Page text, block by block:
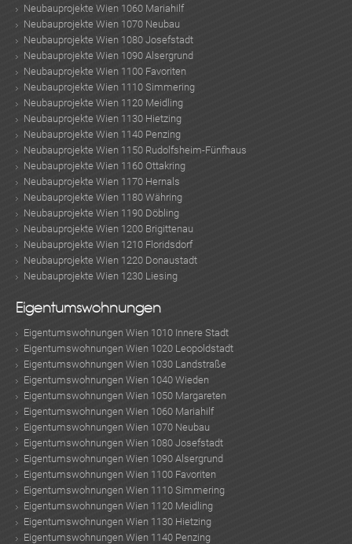
Neubauprojekte Wien 1060 Mariahilf
Neubauprojekte Wien 1070 Neubau
Neubauprojekte Wien 1080 Josefstadt
Neubauprojekte Wien 1090 Alsergrund
Neubauprojekte Wien 1100 Favoriten
Neubauprojekte Wien 1110 Simmering
Neubauprojekte Wien 1120 Meidling
Neubauprojekte Wien 1130 Hietzing
Neubauprojekte Wien 1140 Penzing
Neubauprojekte Wien 1150 Rudolfsheim-Fünfhaus
Neubauprojekte Wien 1160 Ottakring
Neubauprojekte Wien 1170 Hernals
Neubauprojekte Wien 1180 Währing
Neubauprojekte Wien 1190 Döbling
Neubauprojekte Wien 1200 Brigittenau
Neubauprojekte Wien 1210 Floridsdorf
Neubauprojekte Wien 1220 Donaustadt
Neubauprojekte Wien 1230 Liesing
Eigentumswohnungen
Eigentumswohnungen Wien 1010 Innere Stadt
Eigentumswohnungen Wien 1020 Leopoldstadt
Eigentumswohnungen Wien 1030 Landstraße
Eigentumswohnungen Wien 1040 Wieden
Eigentumswohnungen Wien 1050 Margareten
Eigentumswohnungen Wien 1060 Mariahilf
Eigentumswohnungen Wien 1070 Neubau
Eigentumswohnungen Wien 1080 Josefstadt
Eigentumswohnungen Wien 1090 Alsergrund
Eigentumswohnungen Wien 1100 Favoriten
Eigentumswohnungen Wien 1110 Simmering
Eigentumswohnungen Wien 1120 Meidling
Eigentumswohnungen Wien 1130 Hietzing
Eigentumswohnungen Wien 1140 Penzing